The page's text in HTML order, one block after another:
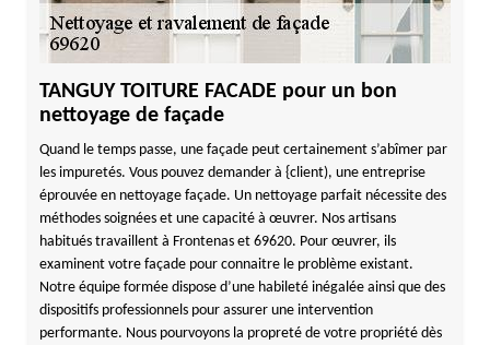
TANGUY TOITURE FACADE pour un bon
nettoyage de façade
Quand le temps passe, une façade peut certainement s’abîmer par
les impuretés. Vous pouvez demander à {client), une entreprise
éprouvée en nettoyage façade. Un nettoyage parfait nécessite des
méthodes soignées et une capacité à œuvrer. Nos artisans
habitués travaillent à Frontenas et 69620. Pour œuvrer, ils
examinent votre façade pour connaitre le problème existant.
Notre équipe formée dispose d’une habileté inégalée ainsi que des
dispositifs professionnels pour assurer une intervention
performante. Nous pourvoyons la propreté de votre propriété dès